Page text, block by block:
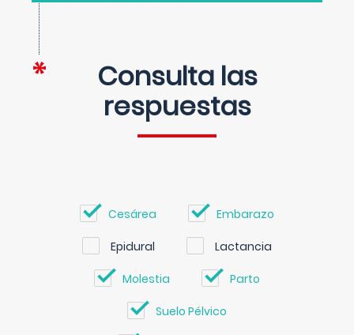
Consulta las
respuestas
Cesárea Embarazo
Epidural Lactancia
Molestia Parto
Suelo Pélvico